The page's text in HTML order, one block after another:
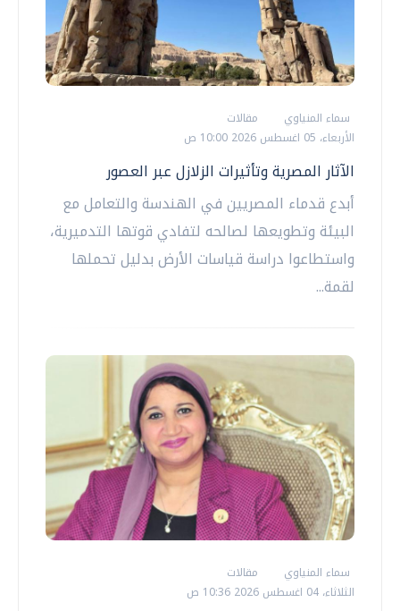
سماء المنياوي
مقالات
الأربعاء، 05 اغسطس 2026 10:00 ص
الآثار المصرية وتأثيرات الزلازل عبر العصور
أبدع قدماء المصريين في الهندسة والتعامل مع
البيئة وتطويعها لصالحه لتفادي قوتها التدميرية،
واستطاعوا دراسة قياسات الأرض بدليل تحملها
لقمة...
سماء المنياوي
مقالات
الثلاثاء، 04 اغسطس 2026 10:36 ص